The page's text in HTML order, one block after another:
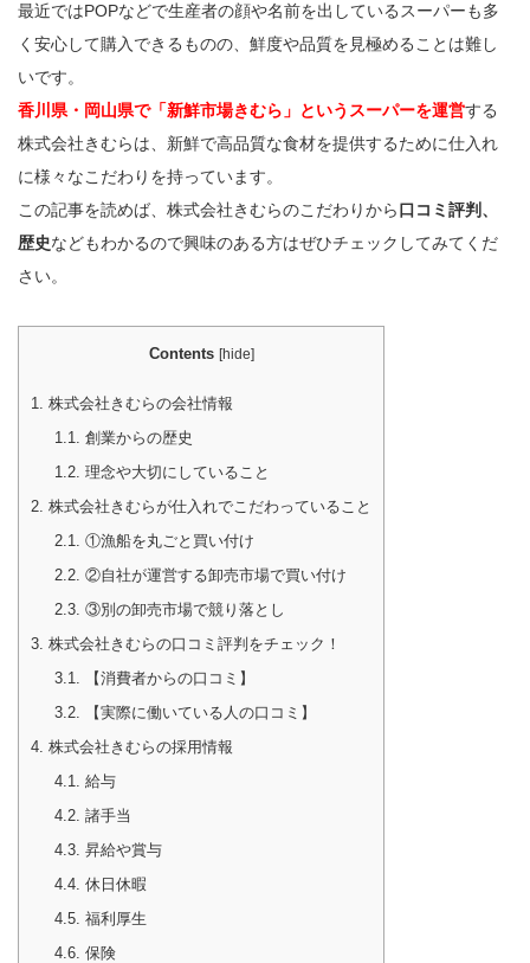
最近ではPOPなどで生産者の顔や名前を出しているスーパーも多
く安心して購入できるものの、鮮度や品質を見極めることは難し
いです。
香川県・岡山県で「新鮮市場きむら」というスーパーを運営する
株式会社きむらは、新鮮で高品質な食材を提供するために仕入れ
に様々なこだわりを持っています。
この記事を読めば、株式会社きむらのこだわりから口コミ評判、
歴史などもわかるので興味のある方はぜひチェックしてみてくだ
さい。
Contents [hide]
1.
株式会社きむらの会社情報
1.1.
創業からの歴史
1.2. 理念や大切にしていること
2. 株式会社きむらが仕入れでこだわっていること
2.1.
①漁船を丸ごと買い付け
2.2. ②自社が運営する卸売市場で買い付け
2.3. ③別の卸売市場で競り落とし
3. 株式会社きむらの口コミ評判をチェック！
3.1.
【消費者からの口コミ】
3.2.
【実際に働いている人の口コミ】
4. 株式会社きむらの採用情報
4.1.
給与
4.2. 諸手当
4.3. 昇給や賞与
4.4. 休日休暇
4.5. 福利厚生
4.6. 保険